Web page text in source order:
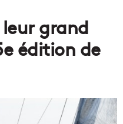
grand
édition de